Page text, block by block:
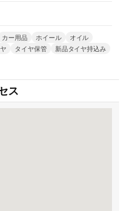
カー用品 ホイール
オイル
タイヤ保管
新品タイヤ持込み
ス